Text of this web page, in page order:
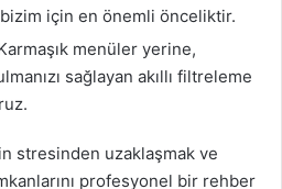
için en önemli önceliktir.
menüler yerine,
sağlayan akıllı filtreleme
stresinden uzaklaşmak ve
profesyonel bir rehber